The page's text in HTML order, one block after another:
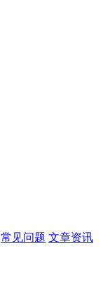
常见问题 文章资讯